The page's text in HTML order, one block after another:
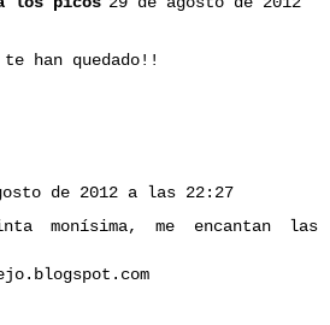
han quedado!!
de 2012 a las 22:27
monísima, me encantan las